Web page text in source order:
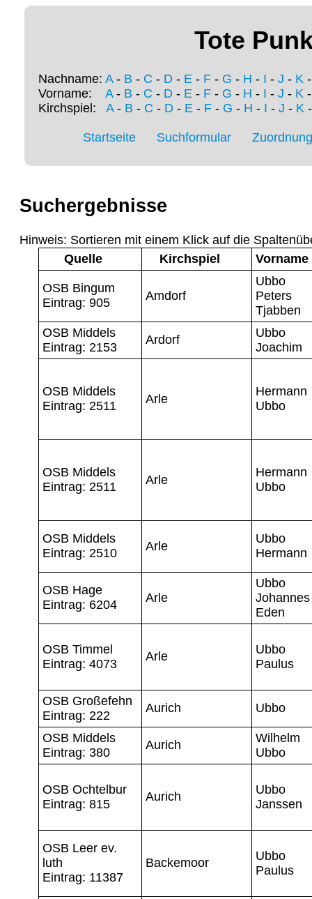
Tote
Nachname: A- B - C - D - E - F - G - H - I - J - K
Vorname: A- B - C - D - E - F - G - H - I - J - K
Kirchspiel: A- B - C - D- E- F- G - H - I - J - K
Startseite Suchformular
Suchergebnisse
Hinweis: Sortieren mit einem Klick auf die
Quelle
Kirchspiel Vorname
OSB Bingum
Eintrag: 905
Amdorf
Ubbo
Peters
Tjabben
OSB Middels
Eintrag: 2153
Ardorf
Ubbo
Joachim
OSB Middels
Eintrag: 2511
Arle
Hermann
Ubbo
OSB Middels
Eintrag: 2511
Arle
Hermann
Ubbo
OSB Middels
Eintrag: 2510
Arle
Ubbo
Hermann
OSB Hage
Eintrag: 6204
Arle
Ubbo
Johannes
Eden
OSB Timmel
Eintrag: 4073
Arle
Ubbo
Paulus
OSB Großefehn
Eintrag: 222
Aurich Ubbo
OSB Middels
Eintrag: 380
Aurich
Wilhelm
Ubbo
OSB Ochtelbur
Eintrag: 815
Aurich
Ubbo
Janssen
OSB Leer ev.
luth
Eintrag: 11387
Backemoor
Ubbo
Paulus